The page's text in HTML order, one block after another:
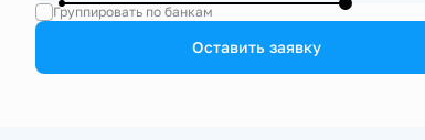
Группировать по банкам
Оставить заявку